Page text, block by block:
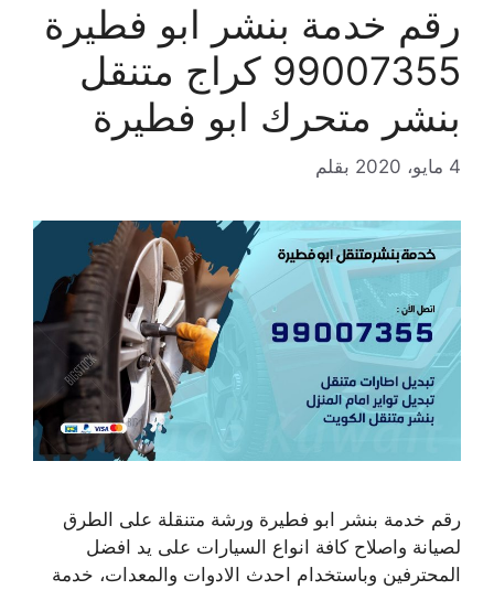
رقم خدمة بنشر ابو فطيرة
99007355 كراج متنقل
بنشر متحرك ابو فطيرة
4 مايو، 2020 بقلم
رقم خدمة بنشر ابو فطيرة ورشة متنقلة على الطرق
لصيانة واصلاح كافة انواع السيارات على يد افضل
المحترفين وباستخدام احدث الادوات والمعدات، خدمة